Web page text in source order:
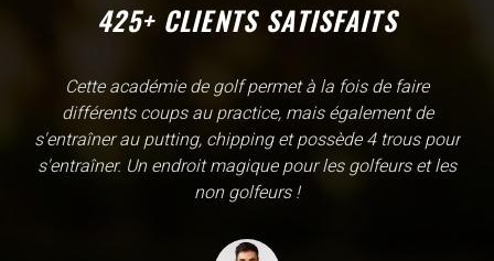
425+ CLIENTS SATISFAITS
L'Academy de Gammarth comme son nom l'indique est
une école, en fait c'est un practice exceptionnel. il y a
évidemment un pratique classic sur tapis mais aussi
un sur herbe, des zones pour le chipping, les bumqers...
Vous y avez pensé, c'est à l'academy. Il n'y a pas assez
beauté de ce site